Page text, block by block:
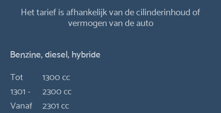
Het tarief is afhankelijk van de cilinderinhoud of
vermogen van de auto
Benzine, diesel, hybride
Tot
1300 cc
1301 -
2300 cc
Vanaf
2301 cc